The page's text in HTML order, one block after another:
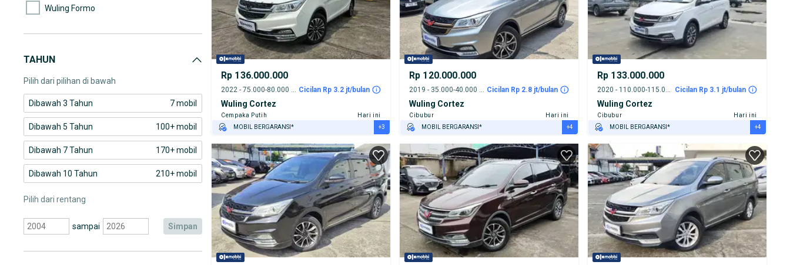
Wuling Formo
TAHUN
Pilih dari pilihan di bawah
Dibawah 3 Tahun 7 mobil
Dibawah 5 Tahun 100+ mobil
Dibawah 7 Tahun 170+ mobil
Dibawah 10 Tahun 210+ mobil
Pilih dari rentang
sampai simpan
Rp 136.000.000
2022 - 75.000-80.000 km Cicilan Rp 3.2 jt/bulan
Wuling Cortez
Cempaka Putih
Hari ini
MOBIL BERGARANSI*
TEST DRIVE DARI RUMAH
GRATIS BIAYA JASA PERAWATAN*
+3
Rp 120.000.000
2019 - 35.000-40.000 km Cicilan Rp 2.8 jt/bulan
Wuling Cortez
Cibubur
Hari ini
MOBIL BERGARANSI*
TEST DRIVE DARI RUMAH
GRATIS BIAYA JASA PERAWATAN*
PENJUAL TERVERIFIKASI
+4
Rp 133.000.000
2020 - 110.000-115.000 km Cicilan Rp 3.1 jt/bulan
Wuling Cortez
Cibubur
Hari ini
MOBIL BERGARANSI*
TEST DRIVE DARI RUMAH
GRATIS BIAYA JASA PERAWATAN*
PENJUAL TERVERIFIKASI
+4